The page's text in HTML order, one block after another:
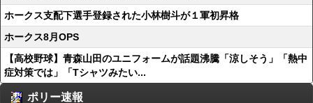
ホークス支配下選手登録された小林樹斗が１軍初昇格
ホークス8月OPS
【高校野球】青森山田のユニフォームが話題沸騰「涼しそう」「熱中
症対策では」「Tシャツみたい...
ポリー速報